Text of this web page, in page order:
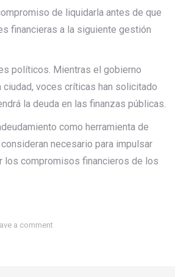
de liquidarla antes de que
financieras a la siguiente gestión
políticos. Mientras el gobierno
voces críticas han solicitado
la deuda en las finanzas públicas.
como herramienta de
necesario para impulsar
compromisos financieros de los
a comment